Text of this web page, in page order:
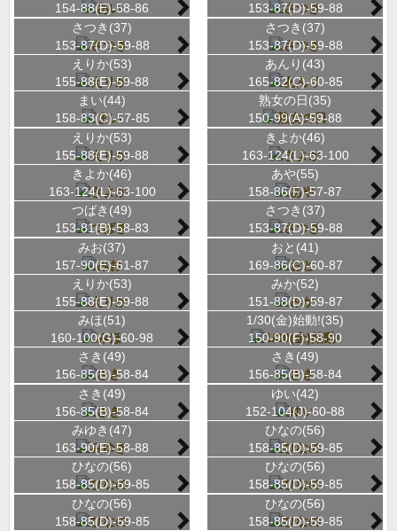
154-88(E)-58-86
153-87(D)-59-88
さつき(37)
153-87(D)-59-88
さつき(37)
153-87(D)-59-88
えりか(53)
155-88(E)-59-88
あんり(43)
165-82(C)-60-85
まい(44)
158-83(C)-57-85
熟女の日(35)
150-99(A)-59-88
えりか(53)
155-88(E)-59-88
きよか(46)
163-124(L)-63-100
きよか(46)
163-124(L)-63-100
あや(55)
158-86(F)-57-87
つばき(49)
153-81(B)-58-83
さつき(37)
153-87(D)-59-88
みお(37)
157-90(E)-61-87
おと(41)
169-86(C)-60-87
えりか(53)
155-88(E)-59-88
みか(52)
151-88(D)-59-87
みほ(51)
160-100(G)-60-98
1/30(金)始動!(35)
150-90(F)-58-90
さき(49)
156-85(B)-58-84
さき(49)
156-85(B)-58-84
さき(49)
156-85(B)-58-84
ゆい(42)
152-104(J)-60-88
みゆき(47)
163-90(E)-58-88
ひなの(56)
158-85(D)-59-85
ひなの(56)
158-85(D)-59-85
ひなの(56)
158-85(D)-59-85
ひなの(56)
158-85(D)-59-85
ひなの(56)
158-85(D)-59-85